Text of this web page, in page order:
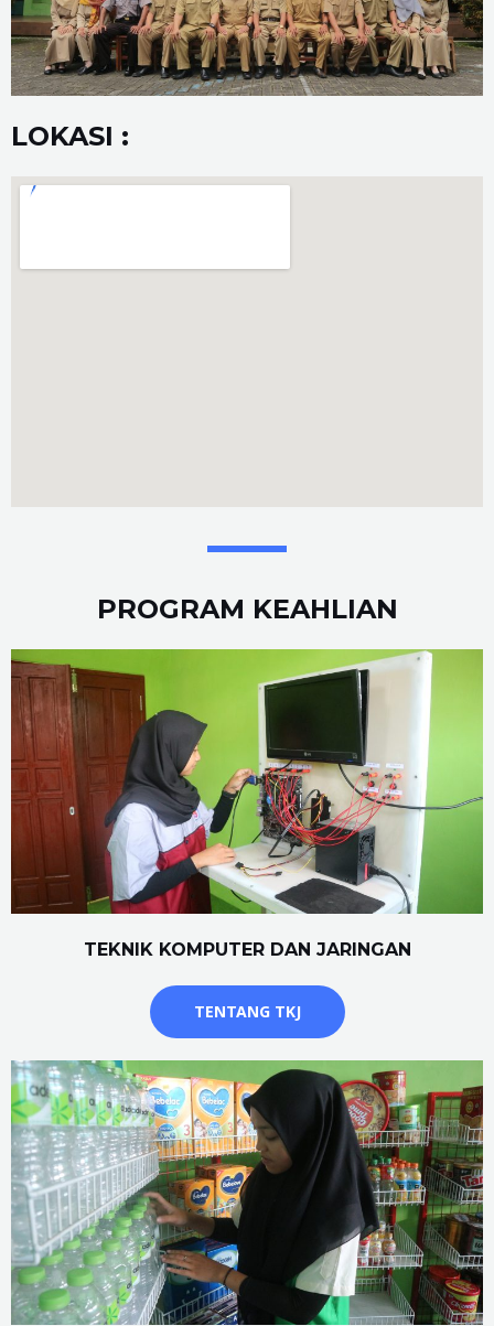
LOKASI :
PROGRAM KEAHLIAN
TEKNIK KOMPUTER DAN JARINGAN
TENTANG TKJ